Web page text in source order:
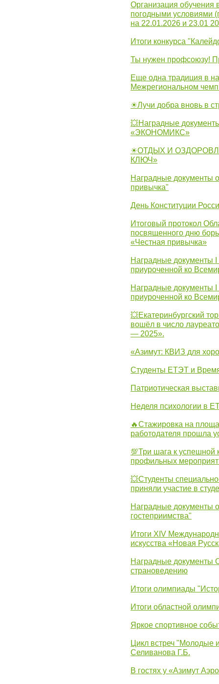
Организация обучения
погодными условиями
на 22.01.2026 и 23.01
Итоги конкурса
Ты нужен профсоюзу!
Еще одна традиция в
Межрегиональном
☀Лучи добра вновь в
💥Наградные
«ЭКОНОМИКС»
☀ОТДЫХ И
КЛЮЧ»
Наградные документы
привычка"
День Конституции
Итоговый протокол
посвященного дню
«Честная привычка»
Наградные документы
приуроченной ко
Наградные документы
приуроченной ко
💥Екатеринбургский
вошёл в число
— 2025».
«Азимут: КВИЗ для
Студенты ЕТЭТ и
Патриотическая
Неделя психологии в
🔥Стажировка на
работодателя прошла
💯Три шага к успешной
профильных
💥Студенты
приняли участие в
Наградные документы
гостеприимства"
Итоги XIV
искусства «Новая
Наградные документы
страноведению
Итоги олимпиады
Итоги областной
Яркое спортивное
Цикл встреч "Молодые
Селиванова Г.Б.
В гостях у «Азимут